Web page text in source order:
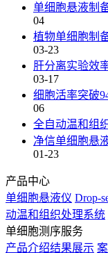
单细胞悬液制
04
植物单细胞制
03-23
肝分离实验效
03-17
细胞活率突破
06
全自动温和组
净信单细胞悬
01-23
产品中心
单细胞悬液仪 Drop-
动温和组织处理系统
单细胞测序服务
产品介绍结果展示